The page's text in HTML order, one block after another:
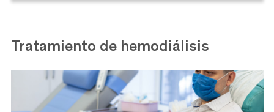
Tratamiento de hemodiálisis